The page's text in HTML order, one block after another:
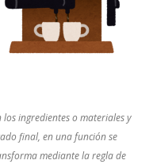
ingredientes o materiales y
final, en una función se
mediante la regla de